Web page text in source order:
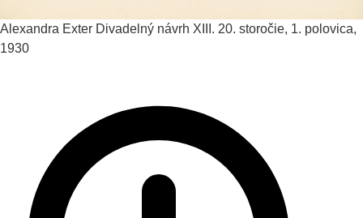
Alexandra Exter Divadelný návrh XIII. 20. storočie, 1. polovica,
1930